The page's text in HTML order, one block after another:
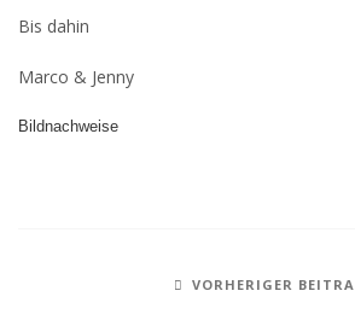
Bis dahin
Marco & Jenny
Bildnachweise
VORHERIGER